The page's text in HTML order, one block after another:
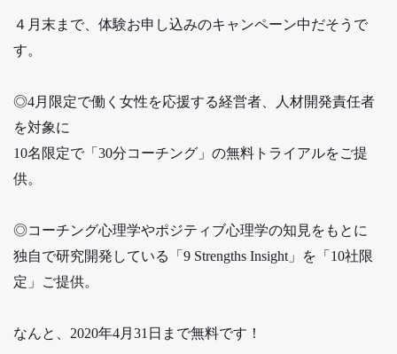
４月末まで、体験お申し込みのキャンペーン中だそうで
す。
◎4月限定で働く女性を応援する経営者、人材開発責任者
を対象に
10名限定で「30分コーチング」の無料トライアルをご提
供。
◎コーチング心理学やポジティブ心理学の知見をもとに
独自で研究開発している「9 Strengths Insight」を「10社限
定」ご提供。
なんと、2020年4月31日まで無料です！